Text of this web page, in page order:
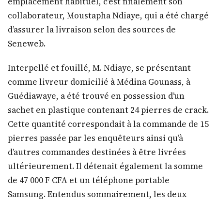
collaborateur, Moustapha Ndiaye, qui a été chargé
d’assurer la livraison selon des sources de
Seneweb.
Interpellé et fouillé, M. Ndiaye, se présentant
comme livreur domicilié à Médina Gounass, à
Guédiawaye, a été trouvé en possession d’un
sachet en plastique contenant 24 pierres de crack.
Cette quantité correspondait à la commande de 15
pierres passée par les enquêteurs ainsi qu’à
d’autres commandes destinées à être livrées
ultérieurement. Il détenait également la somme
de 47 000 F CFA et un téléphone portable
Samsung. Entendus sommairement, les deux